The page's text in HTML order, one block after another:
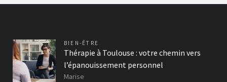
BIEN-ÊTRE
Thérapie à Toulouse : votre chemin vers
l’épanouissement personnel
Marise